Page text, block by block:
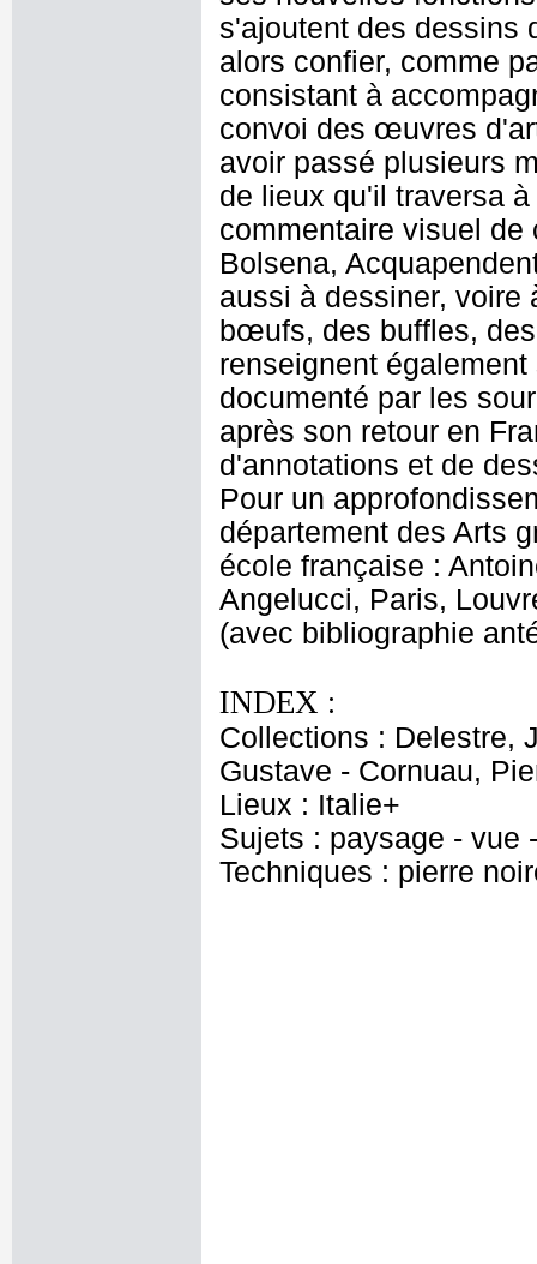
s'ajoutent des dessins
alors confier, comme
consistant à
convoi des œuvres
avoir passé plusieurs
de lieux qu'il traversa
commentaire visuel de
Bolsena,
aussi à dessiner, voire
bœufs, des buffles,
renseignent
documenté par les
après son retour en
d'annotations et de
Pour un
département des Arts
école française :
Angelucci, Paris,
(avec bibliographie
INDEX :
Collections : Delestre,
Gustave - Cornuau,
Lieux : Italie+
Sujets : paysage - vue
Techniques : pierre